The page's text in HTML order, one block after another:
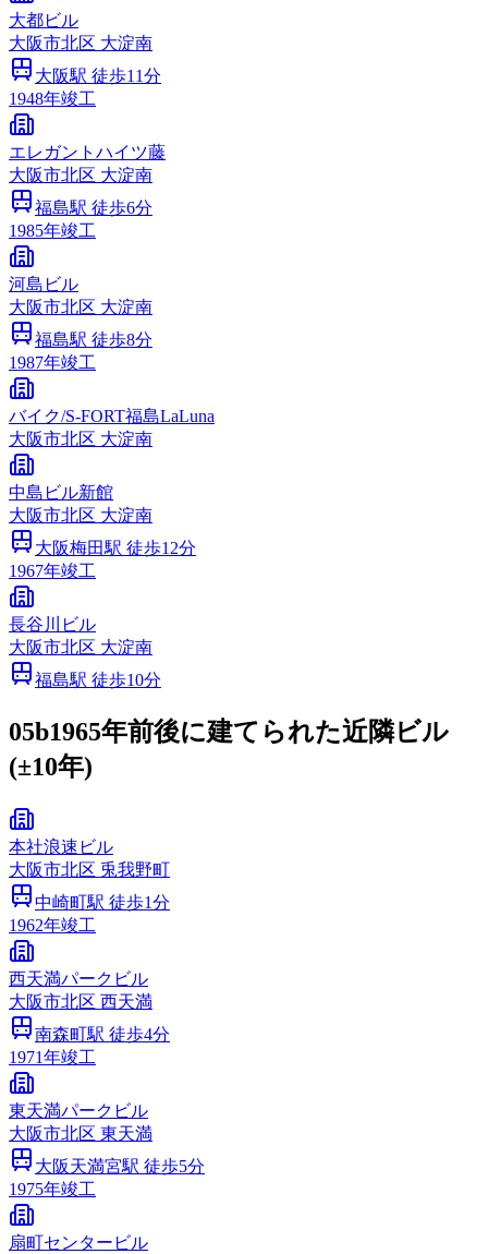
大都ビル
大阪市北区 大淀南
大阪駅 徒歩11分
1948年竣工
エレガントハイツ藤
大阪市北区 大淀南
福島駅 徒歩6分
1985年竣工
河島ビル
大阪市北区 大淀南
福島駅 徒歩8分
1987年竣工
バイク/S‐FORT福島LaLuna
大阪市北区 大淀南
中島ビル新館
大阪市北区 大淀南
大阪梅田駅 徒歩12分
1967年竣工
長谷川ビル
大阪市北区 大淀南
福島駅 徒歩10分
05b1965年前後に建てられた近隣ビル
(±10年)
本社浪速ビル
大阪市北区 兎我野町
中崎町駅 徒歩1分
1962年竣工
西天満パークビル
大阪市北区 西天満
南森町駅 徒歩4分
1971年竣工
東天満パークビル
大阪市北区 東天満
大阪天満宮駅 徒歩5分
1975年竣工
扇町センタービル